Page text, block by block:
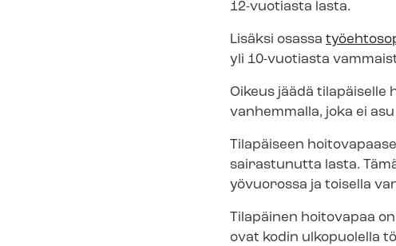
12-vuotiasta lasta.
Lisäksi osassa
yli 10-vuotiasta
Oikeus jäädä tilapäiselle
vanhemmalla, joka ei
Tilapäiseen
sairastunutta lasta.
yövuorossa ja toisella
Tilapäinen hoitovapaa
ovat kodin ulkopuolella